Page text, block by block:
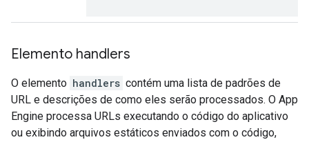
Elemento handlers
O elemento handlers contém uma lista de padrões de
URL e descrições de como eles serão processados. O App
Engine processa URLs executando o código do aplicativo
ou exibindo arquivos estáticos enviados com o código,